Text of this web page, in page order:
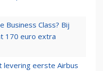
Business Class? Bij
170 euro extra
levering eerste Airbus